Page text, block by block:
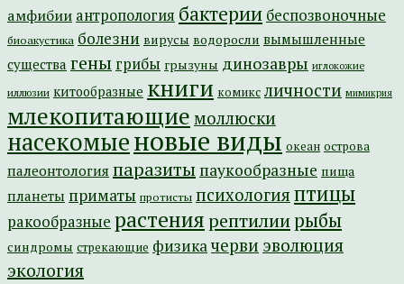
амфибии антропология бактерии беспозвоночные
биоакустика болезни вирусы водоросли вымышленные
существа гены грибы грызуны динозавры иглокожие
иллюзии китообразные книги комикс личности мимикрия
млекопитающие моллюски
насекомыеновые виды океан острова
палеонтология паразиты паукообразные пища
планеты приматы протисты психология птицы
ракообразные растениярептилиирыбы
синдромы стрекающие физикачерви эволюция
экология